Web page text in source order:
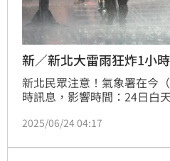
新／新北大雷雨狂炸1小
新北民眾注意！氣象署在今
時訊息，影響時間：24日白
強陣風、冰雹，溪(河)水暴漲
2025/06/24 04:17